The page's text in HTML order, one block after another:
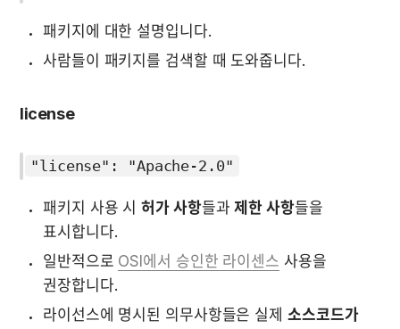
패키지에 대한 설명입니다.
사람들이 패키지를 검색할 때 도와줍니다.
license
"license": "Apache-2.0"
패키지 사용 시 허가 사항들과 제한 사항들을
표시합니다.
일반적으로 OSI에서 승인한 라이센스 사용을
권장합니다.
라이선스에 명시된 의무사항들은 실제 소스코드가